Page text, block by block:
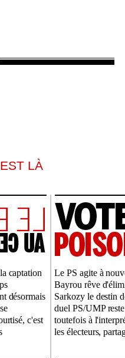
LÀ
captation
désormais
c'est
Le PS agite à
Bayrou rêve
Sarkozy le destin
duel PS/UMP
toutefois à
les électeurs,